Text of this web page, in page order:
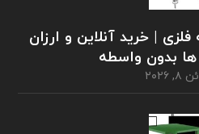
| خرید آنلاین و ارزان
ها بدون واسطه
۲۰۲۶